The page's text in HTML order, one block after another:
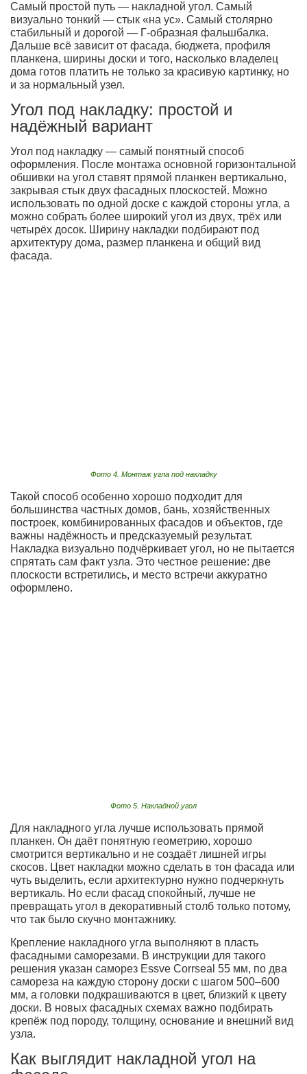
Самый простой путь — накладной угол. Самый
визуально тонкий — стык «на ус». Самый столярно
стабильный и дорогой — Г-образная фальшбалка.
Дальше всё зависит от фасада, бюджета, профиля
планкена, ширины доски и того, насколько владелец
дома готов платить не только за красивую картинку, но
и за нормальный узел.
Угол под накладку: простой и
надёжный вариант
Угол под накладку — самый понятный способ
оформления. После монтажа основной горизонтальной
обшивки на угол ставят прямой планкен вертикально,
закрывая стык двух фасадных плоскостей. Можно
использовать по одной доске с каждой стороны угла, а
можно собрать более широкий угол из двух, трёх или
четырёх досок. Ширину накладки подбирают под
архитектуру дома, размер планкена и общий вид
фасада.
Фото 4. Монтаж угла под накладку
Такой способ особенно хорошо подходит для
большинства частных домов, бань, хозяйственных
построек, комбинированных фасадов и объектов, где
важны надёжность и предсказуемый результат.
Накладка визуально подчёркивает угол, но не пытается
спрятать сам факт узла. Это честное решение: две
плоскости встретились, и место встречи аккуратно
оформлено.
Фото 5. Накладной угол
Для накладного угла лучше использовать прямой
планкен. Он даёт понятную геометрию, хорошо
смотрится вертикально и не создаёт лишней игры
скосов. Цвет накладки можно сделать в тон фасада или
чуть выделить, если архитектурно нужно подчеркнуть
вертикаль. Но если фасад спокойный, лучше не
превращать угол в декоративный столб только потому,
что так было скучно монтажнику.
Крепление накладного угла выполняют в пласть
фасадными саморезами. В инструкции для такого
решения указан саморез Essve Corrseal 55 мм, по два
самореза на каждую сторону доски с шагом 500–600
мм, а головки подкрашиваются в цвет, близкий к цвету
доски. В новых фасадных схемах важно подбирать
крепёж под породу, толщину, основание и внешний вид
узла.
Как выглядит накладной угол на